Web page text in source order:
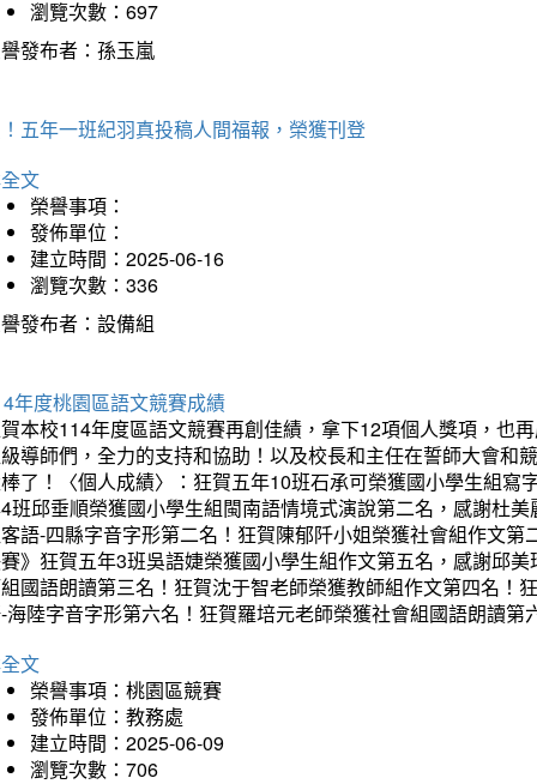
瀏覽次數：697
發布者：孫玉嵐
五年一班紀羽真投稿人間福報，榮獲刊登
文
榮譽事項：
發佈單位：
建立時間：2025-06-16
瀏覽次數：336
發布者：設備組
年度桃園區語文競賽成績
本校114年度區語文競賽再創佳績，拿下12項個人獎項，也
導師們，全力的支持和協助！以及校長和主任在誓師大會和
了！〈個人成績〉：狂賀五年10班石承可榮獲國小學生組
班邱垂順榮獲國小學生組閩南語情境式演說第二名，感謝杜
語-四縣字音字形第二名！狂賀陳郁阡小姐榮獲社會組作文
》狂賀五年3班吳語婕榮獲國小學生組作文第五名，感謝邱
國語朗讀第三名！狂賀沈于智老師榮獲教師組作文第四名！
海陸字音字形第六名！狂賀羅培元老師榮獲社會組國語朗讀
文
榮譽事項：桃園區競賽
發佈單位：教務處
建立時間：2025-06-09
瀏覽次數：706